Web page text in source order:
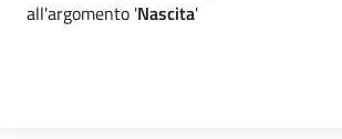
all'argomento 'Nascita'